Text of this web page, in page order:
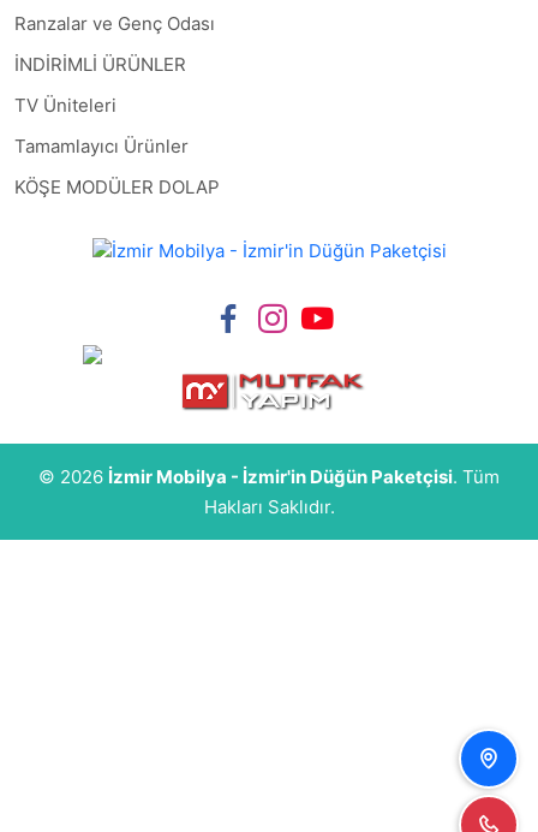
Ranzalar ve Genç Odası
İNDİRİMLİ ÜRÜNLER
TV Üniteleri
Tamamlayıcı Ürünler
KÖŞE MODÜLER DOLAP
© 2026 İzmir Mobilya - İzmir'in Düğün Paketçisi. Tüm
Hakları Saklıdır.